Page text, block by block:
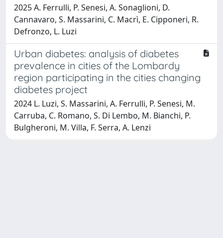
2025 A. Ferrulli, P. Senesi, A. Sonaglioni, D.
Cannavaro, S. Massarini, C. Macrì, E. Cipponeri, R.
Defronzo, L. Luzi
Urban diabetes: analysis of diabetes
prevalence in cities of the Lombardy
region participating in the cities changing
diabetes project
2024 L. Luzi, S. Massarini, A. Ferrulli, P. Senesi, M.
Carruba, C. Romano, S. Di Lembo, M. Bianchi, P.
Bulgheroni, M. Villa, F. Serra, A. Lenzi